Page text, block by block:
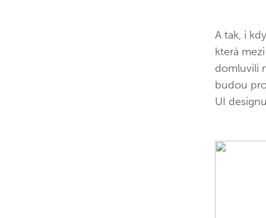
A tak, i
která
domluvili
budou
UI